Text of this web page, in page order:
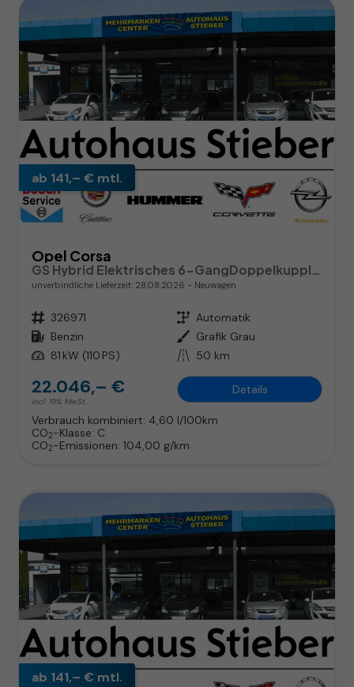
ab 141,– € mtl.
Opel Corsa
unverbindliche Lieferzeit: 28.08.2026 Neuwagen
Fahrzeugnr. 326971 Getriebe Automatik
Kraftstoff Benzin Außenfarbe Grafik Grau
Leistung 81 kW (110 PS) Kilometerstand 50 km
22.046,– €
incl. 19% MwSt.
Details
Verbrauch kombiniert: 4,60 l/100km
CO2-Klasse: C
CO2-Emissionen: 104,00 g/km
ab 141,– € mtl.